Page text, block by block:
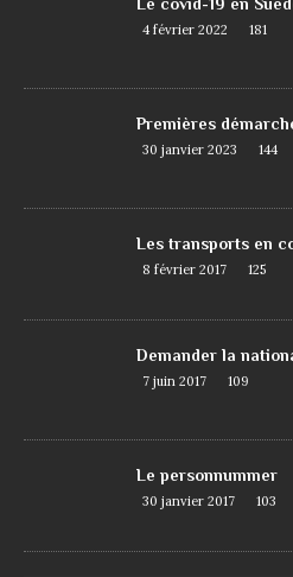
4 février 2022 181
Premières
30 janvier 2023 144
Les transports en
8 février 2017 125
Demander la
7 juin 2017 109
Le personnummer
30 janvier 2017 103